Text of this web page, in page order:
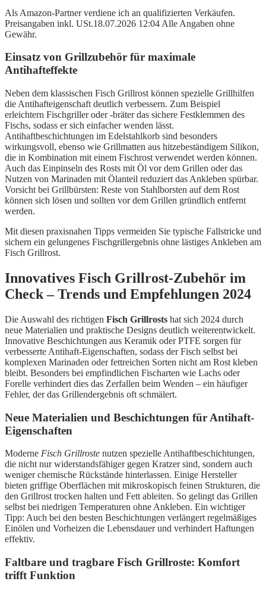
Als Amazon-Partner verdiene ich an qualifizierten Verkäufen.
Preisangaben inkl. USt.18.07.2026 12:04 Alle Angaben ohne
Gewähr.
Einsatz von Grillzubehör für maximale
Antihafteffekte
Neben dem klassischen Fisch Grillrost können spezielle Grillhilfen
die Antihafteigenschaft deutlich verbessern. Zum Beispiel
erleichtern Fischgriller oder -bräter das sichere Festklemmen des
Fischs, sodass er sich einfacher wenden lässt.
Antihaftbeschichtungen im Edelstahlkorb sind besonders
wirkungsvoll, ebenso wie Grillmatten aus hitzebeständigem Silikon,
die in Kombination mit einem Fischrost verwendet werden können.
Auch das Einpinseln des Rosts mit Öl vor dem Grillen oder das
Nutzen von Marinaden mit Ölanteil reduziert das Ankleben spürbar.
Vorsicht bei Grillbürsten: Reste von Stahlborsten auf dem Rost
können sich lösen und sollten vor dem Grillen gründlich entfernt
werden.
Mit diesen praxisnahen Tipps vermeiden Sie typische Fallstricke und
sichern ein gelungenes Fischgrillergebnis ohne lästiges Ankleben am
Fisch Grillrost.
Innovatives Fisch Grillrost-Zubehör im
Check – Trends und Empfehlungen 2024
Die Auswahl des richtigen Fisch Grillrosts hat sich 2024 durch
neue Materialien und praktische Designs deutlich weiterentwickelt.
Innovative Beschichtungen aus Keramik oder PTFE sorgen für
verbesserte Antihaft-Eigenschaften, sodass der Fisch selbst bei
komplexen Marinaden oder fettreichen Sorten nicht am Rost kleben
bleibt. Besonders bei empfindlichen Fischarten wie Lachs oder
Forelle verhindert dies das Zerfallen beim Wenden – ein häufiger
Fehler, der das Grillendergebnis oft schmälert.
Neue Materialien und Beschichtungen für Antihaft-
Eigenschaften
Moderne Fisch Grillroste nutzen spezielle Antihaftbeschichtungen,
die nicht nur widerstandsfähiger gegen Kratzer sind, sondern auch
weniger chemische Rückstände hinterlassen. Einige Hersteller
bieten griffige Oberflächen mit mikroskopisch feinen Strukturen, die
den Grillrost trocken halten und Fett ableiten. So gelingt das Grillen
selbst bei niedrigen Temperaturen ohne Ankleben. Ein wichtiger
Tipp: Auch bei den besten Beschichtungen verlängert regelmäßiges
Einölen und Vorheizen die Lebensdauer und verhindert Haftungen
effektiv.
Faltbare und tragbare Fisch Grillroste: Komfort
trifft Funktion